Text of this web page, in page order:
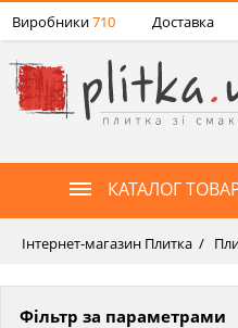
Виробники710 Доставка
КАТАЛОГ
Інтернет-магазин Плитка
Фільтр за параметрами